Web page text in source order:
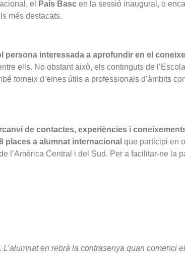
el País Basc en la sessió inaugural, o
més destacats.
persona interessada a aprofundir en el
ells. No obstant això, els continguts de
forneix d’eines útils a professionals d’àmbits
de contactes, experiències i
places a alumnat internacional que participi en
l’Amèrica Central i del Sud. Per a facilitar-ne la
. L’alumnat en rebrà la contrasenya quan comenci